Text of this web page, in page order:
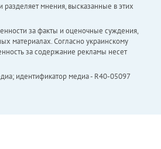
разделяет мнения, высказанные в этих
за факты и оценочные суждения,
материалах. Согласно украинскому
за содержание рекламы несет
идентификатор медиа - R40-05097